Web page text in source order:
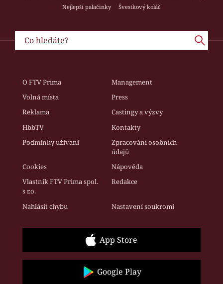
Nejlepší palačinky
Švestkový koláč
O FTV Prima
Management
Volná místa
Press
Reklama
Castingy a výzvy
HbbTV
Kontakty
Podmínky užívání
Zpracování osobních
údajů
Cookies
Nápověda
Vlastník FTV Prima spol.
s r.o.
Redakce
Nahlásit chybu Nastavení soukromí
App Store
Google Play